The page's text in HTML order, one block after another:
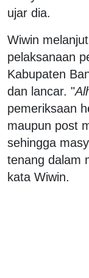
ujar dia.
Wiwin
pelaksanaan
Kabupaten
dan lancar. "
pemeriksaan
maupun post
sehingga
tenang dalam
kata Wiwin.